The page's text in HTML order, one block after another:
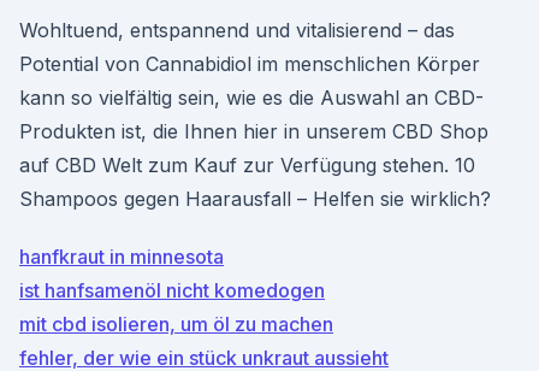
Wohltuend, entspannend und vitalisierend – das
Potential von Cannabidiol im menschlichen Körper
kann so vielfältig sein, wie es die Auswahl an CBD-
Produkten ist, die Ihnen hier in unserem CBD Shop
auf CBD Welt zum Kauf zur Verfügung stehen. 10
Shampoos gegen Haarausfall – Helfen sie wirklich?
hanfkraut in minnesota
ist hanfsamenöl nicht komedogen
mit cbd isolieren, um öl zu machen
fehler, der wie ein stück unkraut aussieht